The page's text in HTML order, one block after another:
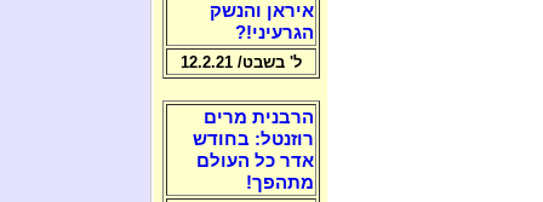
איראן והנשק
הגרעיני!?
ל' בשבט/ 12.2.21
הרבנית מרים
רוזנטל: בחודש
אדר כל העולם
מתהפך!